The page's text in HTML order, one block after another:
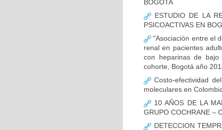
BOGOTA
ESTUDIO DE LA
PSICOACTIVAS EN
"Asociación entre el
renal en pacientes
con heparinas de
cohorte, Bogotá año
Costo-efectividad
moleculares en
10 AÑOS DE LA
GRUPO COCHRANE –
DETECCION